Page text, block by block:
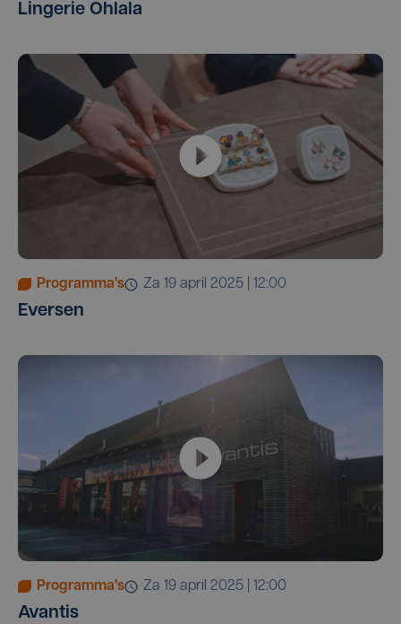
Lingerie Ohlala
Programma's za 19 april 2025 | 12:00
Eversen
Programma's za 19 april 2025 | 12:00
Avantis